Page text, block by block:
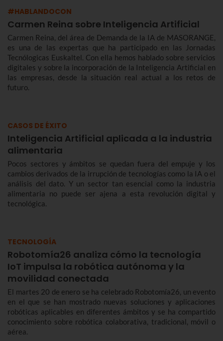
#HABLANDOCON
Carmen Reina sobre Inteligencia Artificial
Carmen Reina, del área de Demanda de la IA de MASORANGE,
es una de las expertas que ha participado en las Jornadas
Tecnólogicas Euskaltel. Con ella hemos hablado sobre servicios
digitales y sobre la incorporación de la Inteligencia Artificial en
las empresas, desde la situación real actual a los retos de
futuro.
CASOS DE ÉXITO
Inteligencia Artificial aplicada a la industria
alimentaria
Pocos sectores y ámbitos se quedan fuera del empuje y los
cambios derivados de la irrupción de tecnologías como la IA o el
análisis del dato. Y un sector tan esencial como la industria
alimentaria no puede ser ajena a esta revolución digital y
tecnológica.
TECNOLOGÍA
Robotomía26 analiza cómo la tecnología
IoT impulsa la robótica autónoma y la
movilidad conectada
El martes 20 de enero se ha celebrado Robotomía26, un evento
en el que se han mostrado nuevas soluciones y aplicaciones
robóticas aplicables en diferentes ámbitos y se ha compartido
conocimiento sobre robótica colaborativa, tradicional, móvil o
aérea.